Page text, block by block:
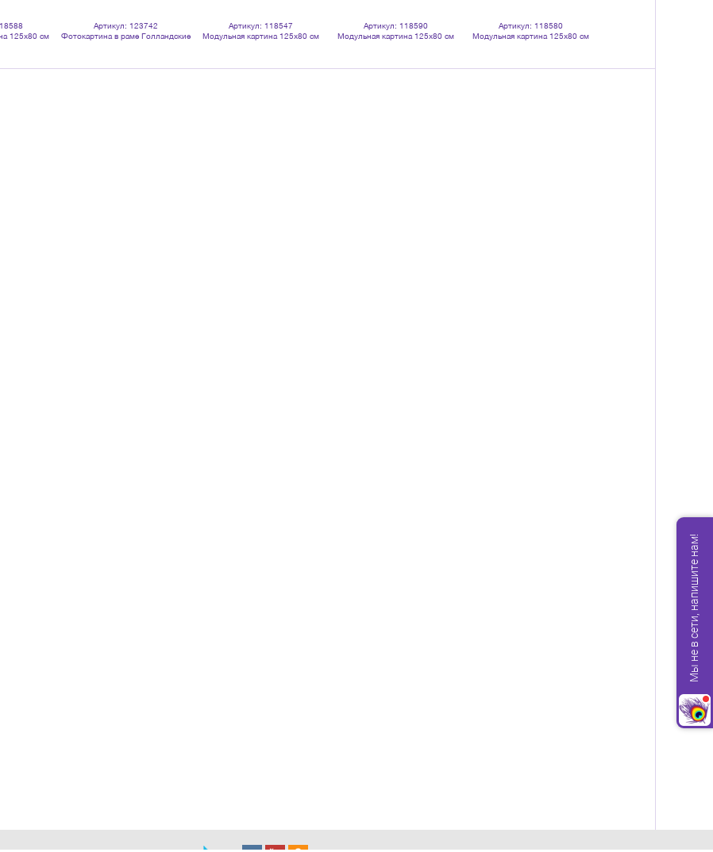
125х80 см
Артикул: 123742
Фотокартина в раме Голландские
Артикул: 118547
Модульная картина 125х80 см
Артикул: 118590
Модульная картина 125х80 см
Артикул: 118580
Модульная картина 125х80 см
Мы не в сети, напишите нам!